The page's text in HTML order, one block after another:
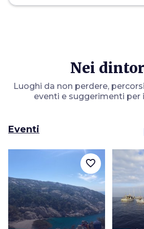
Nei
Luoghi da non perdere,
eventi e suggerimenti per
Eventi
favorite_border